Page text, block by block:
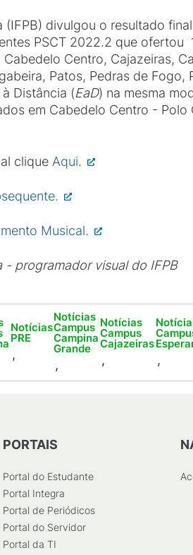
(IFPB) divulgou o resultado
PSCT 2022.2 que ofertou
Centro, Cajazeiras,
Patos, Pedras de Fogo,
Distância (EaD) na mesma
em Cabedelo Centro -
clique Aqui.
Musical.
- programador visual do IFPB
Notícias
PRE
,
Notícias
Campus
Campina
Grande
,
Notícias
Campus
Cajazeiras
, ,
PORTAIS
Portal do Estudante
Portal Integra
Portal de Periódicos
Portal do Servidor
Portal da TI